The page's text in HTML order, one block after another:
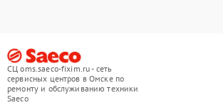
СЦ oms.saeco-fixim.ru - сеть
сервисных центров в Омске по
ремонту и обслуживанию техники
Saeco